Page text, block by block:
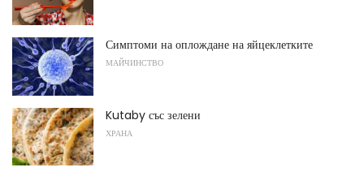
Симптоми на оплождане на яйцеклетките
МАЙЧИНСТВО
Kutaby със зелени
ХРАНА